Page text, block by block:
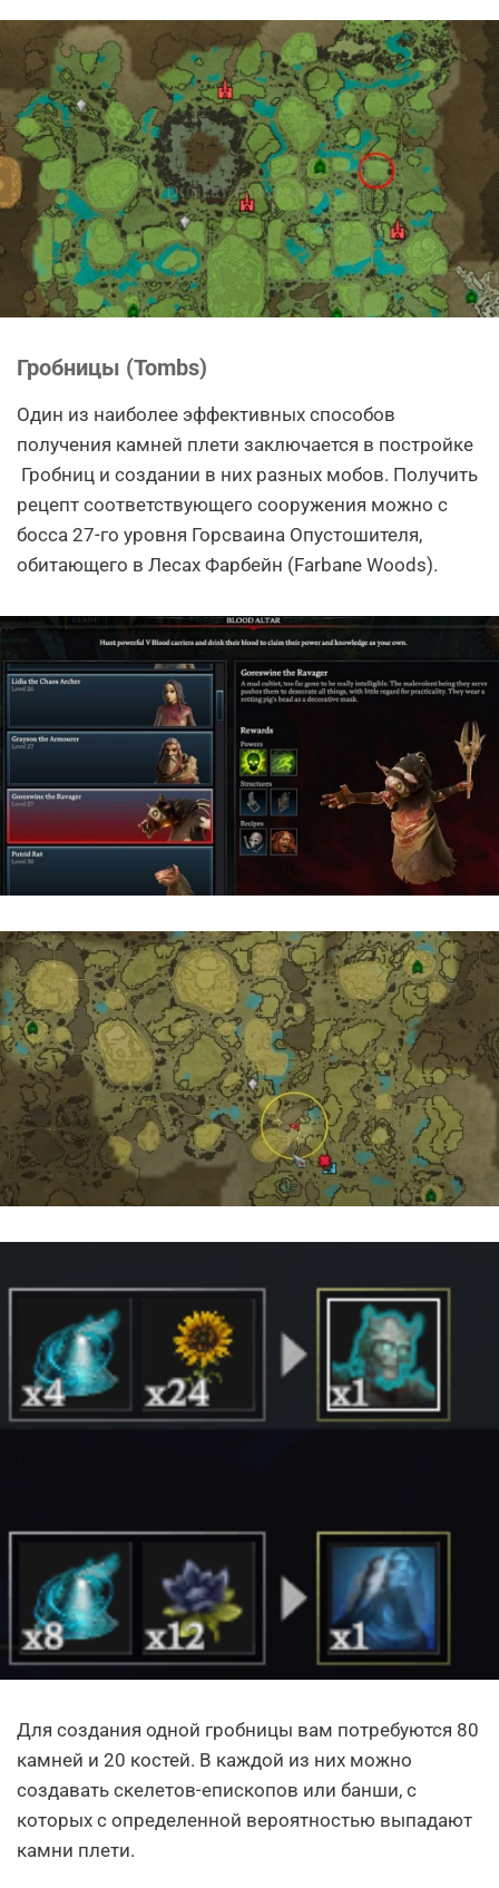
Гробницы (Tombs)
Один из наиболее эффективных способов
получения камней плети заключается в постройке
Гробниц и создании в них разных мобов. Получить
рецепт соответствующего сооружения можно с
босса 27-го уровня Горсваина Опустошителя,
обитающего в Лесах Фарбейн (Farbane Woods).
Для создания одной гробницы вам потребуются 80
камней и 20 костей. В каждой из них можно
создавать скелетов-епископов или банши, с
которых с определенной вероятностью выпадают
камни плети.